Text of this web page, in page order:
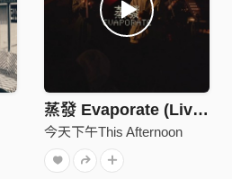
蒸發 Evaporate (Live版)
今天下午This Afternoon